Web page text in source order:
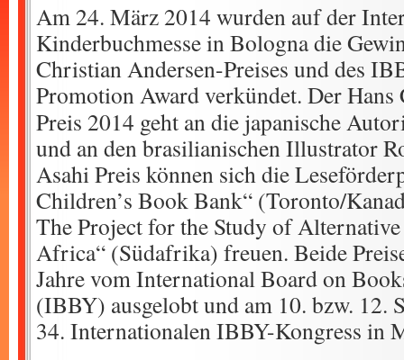
Am 24. März 2014 wurden auf der
Kinderbuchmesse in Bologna die
Christian Andersen-Preises und des
Promotion Award verkündet. Der Hans
Preis 2014 geht an die japanische
und an den brasilianischen Illustrator
Asahi Preis können sich die
Children’s Book Bank“ (Toronto/
The Project for the Study of
Africa“ (Südafrika) freuen. Beide
Jahre vom International Board on
(IBBY) ausgelobt und am 10. bzw. 12.
34. Internationalen IBBY-Kongress in